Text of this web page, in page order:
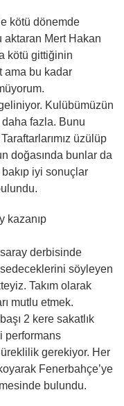
kötü dönemde
aktaran Mert Hakan
kötü gittiğinin
ama bu kadar
Kulübümüzün
fazla. Bunu
üzülüp
doğasında bunlar da
iyi sonuçlar
kazanıp
derbisinde
söyleyen
Takım olarak
mutlu etmek.
2 kere sakatlık
performans
gerekiyor. Her
Fenerbahçe’ye
bulundu.